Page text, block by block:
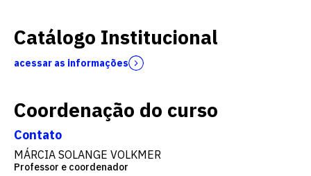
Catálogo Institucional
acessar as informações
Coordenação do curso
Contato
MÁRCIA SOLANGE VOLKMER
Professor e coordenador